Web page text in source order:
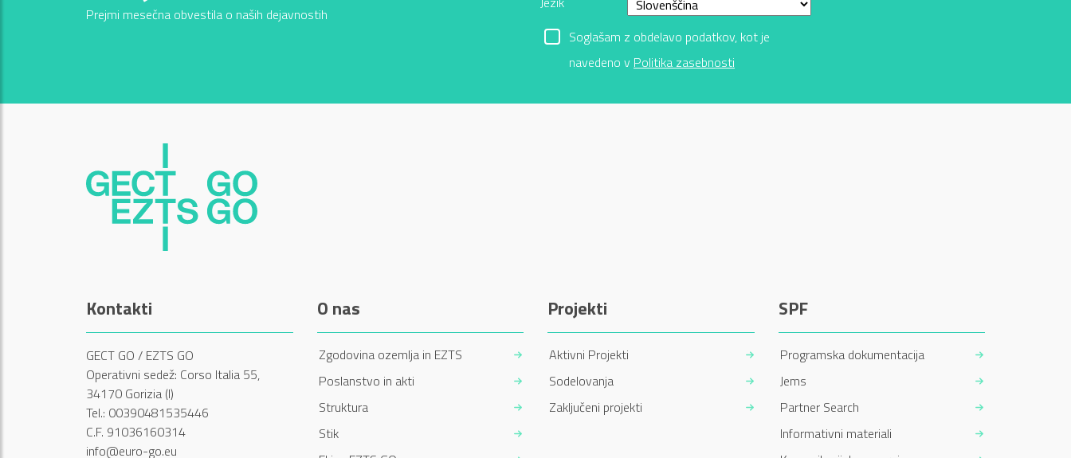
Prejmi mesečna obvestila o naših dejavnostih
Soglašam z obdelavo podatkov, kot je
navedeno v Politika zasebnosti
Kontakti
GECT GO / EZTS GO
Operativni sedež: Corso Italia 55,
34170 Gorizia (I)
Tel.: 00390481535446
C.F. 91036160314
info@euro-go.eu
O nas
Zgodovina ozemlja in EZTS
Poslanstvo in akti
Struktura
Stik
Projekti
Aktivni Projekti
Sodelovanja
Zaključeni projekti
SPF
Programska dokumentacija
Jems
Partner Search
Informativni materiali